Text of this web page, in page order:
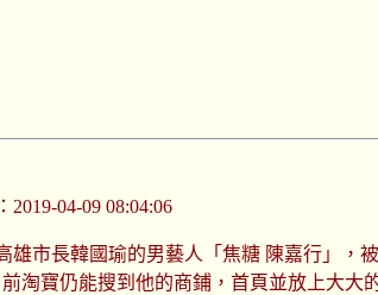
2019-04-09 08:04:06
市長韓國瑜的男藝人「焦糖 陳嘉行」，
淘寶仍能搜到他的商鋪，首頁並放上大大